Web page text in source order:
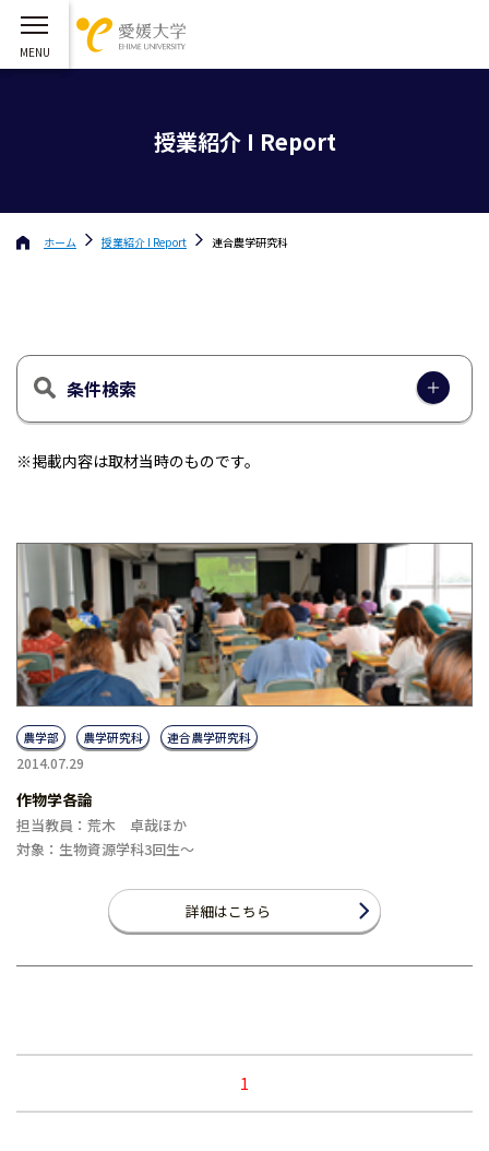
授業紹介 I Report
ホーム 授業紹介 I Report 連合農学研究科
条件検索
※掲載内容は取材当時のものです。
農学部 農学研究科 連合農学研究科
2014.07.29
作物学各論
担当教員：荒木 卓哉ほか
対象：生物資源学科3回生〜
詳細はこちら
1